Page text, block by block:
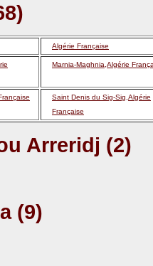
Algérie Française
Marnia-Maghnia,Algérie
Saint Denis du Sig-Sig,Algérie
Française
Arreridj (2)
(9)